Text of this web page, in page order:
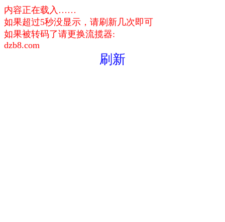
内容正在载入……
如果超过5秒没显示，请刷新几次即可
如果被转码了请更换流揽器:
dzb8.com
刷新